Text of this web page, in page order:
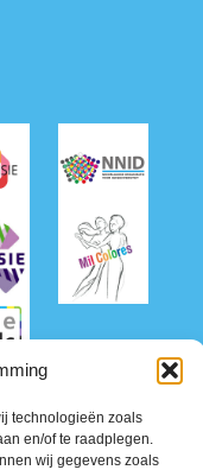
technologieën zoals
en/of te raadplegen.
wij gegevens zoals